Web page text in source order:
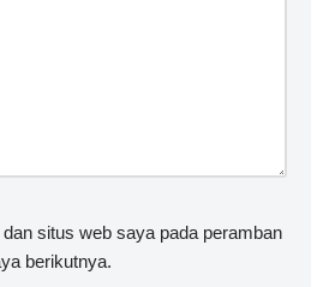
situs web saya pada peramban
berikutnya.